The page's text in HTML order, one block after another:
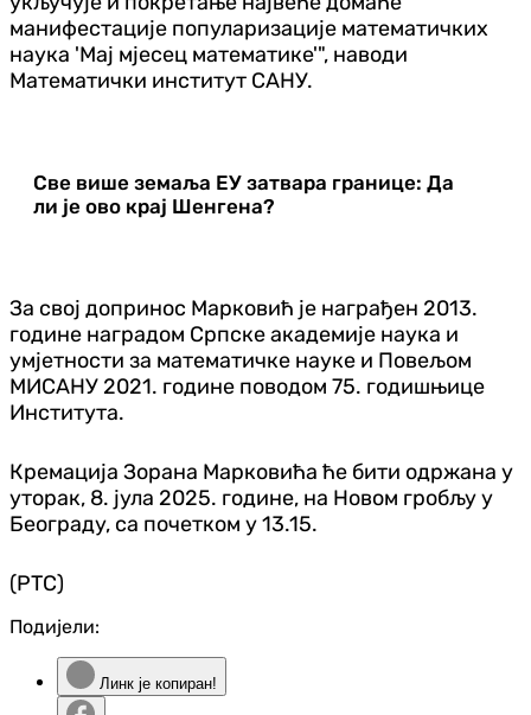
манифестације популаризације математичких
наука 'Мај мјесец математике'", наводи
Математички институт САНУ.
Све више земаља ЕУ затвара границе: Да
ли је ово крај Шенгена?
За свој допринос Марковић је награђен 2013.
године наградом Српске академије наука и
умјетности за математичке науке и Повељом
МИСАНУ 2021. године поводом 75. годишњице
Института.
Кремација Зорана Марковића ће бити одржана у
уторак, 8. јула 2025. године, на Новом гробљу у
Београду, са почетком у 13.15.
(РТС)
Подијели:
Линк је копиран!